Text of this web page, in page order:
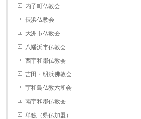
内子町仏教会
長浜仏教会
大洲市仏教会
八幡浜市仏教会
西宇和郡仏教会
吉田・明浜佛教会
宇和島仏教六和会
南宇和郡仏教会
単独（県仏加盟）